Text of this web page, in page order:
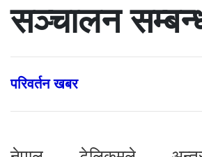
सञ्चालन
परिवर्तन खबर